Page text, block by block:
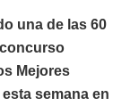
una de las 60
Mejores
semana en